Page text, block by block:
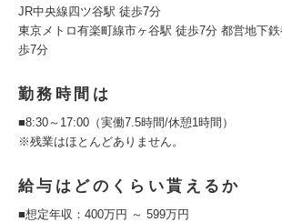
JR中央線四ツ谷駅 徒歩7分
東京メトロ有楽町線市ヶ谷駅 徒歩7分 都営地下
歩7分
勤務時間は
■8:30～17:00（実働7.5時間/休憩1時間）
※残業はほとんどありません。
給与はどのくらい貰えるか
■想定年収：400万円 ～ 599万円